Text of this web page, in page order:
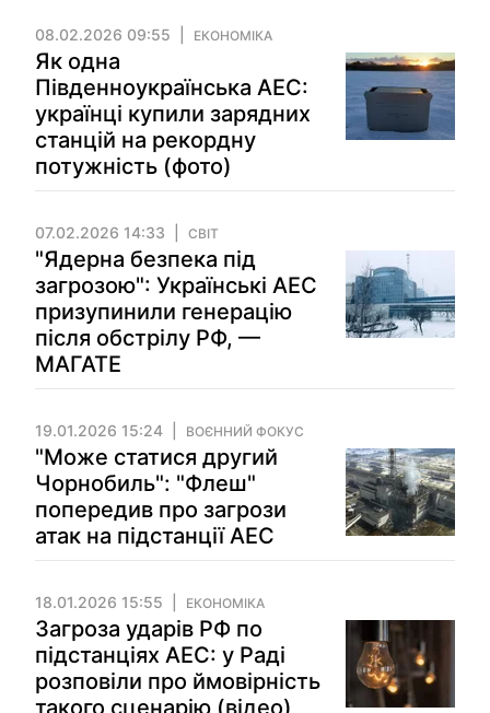
08.02.2026 09:55 ЕКОНОМІКА
Як одна
Південноукраїнська АЕС:
українці купили зарядних
станцій на рекордну
потужність (фото)
07.02.2026 14:33 СВІТ
"Ядерна безпека під
загрозою": Українські АЕС
призупинили генерацію
після обстрілу РФ, —
МАГАТЕ
19.01.2026 15:24 ВОЄННИЙ ФОКУС
"Може статися другий
Чорнобиль": "Флеш"
попередив про загрози
атак на підстанції АЕС
18.01.2026 15:55 ЕКОНОМІКА
Загроза ударів РФ по
підстанціях АЕС: у Раді
розповіли про ймовірність
такого сценарію (відео)